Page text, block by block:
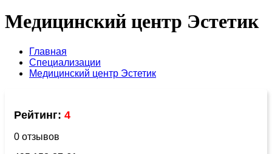
Медицинский центр Эстетик
Главная
Специализации
Медицинский центр Эстетик
Рейтинг: 4
0 отзывов